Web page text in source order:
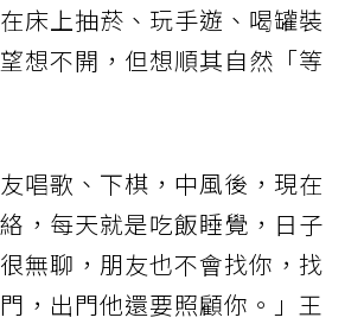
床上抽菸、玩手遊、喝罐裝
想不開，但想順其自然「等
友唱歌、下棋，中風後，現在
，每天就是吃飯睡覺，日子
無聊，朋友也不會找你，找
，出門他還要照顧你。」王